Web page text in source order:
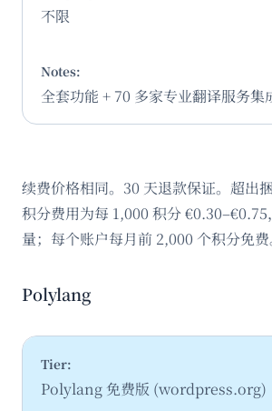
不限
全套功能 + 70 多家专业翻译服务集
续费价格相同。30 天退款保证。超出
积分费用为每 1,000 积分
量；每个账户每月前 2,000 个积分免费
Polylang
Polylang 免费版 (wordpress.org)